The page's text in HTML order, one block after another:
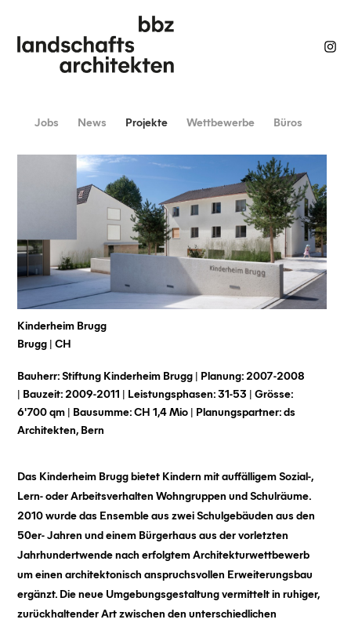
Büros
Wettbewerbe
Projekte
News
Jobs
Kinderheim Brugg
Brugg | CH
Bauherr:Stiftung Kinderheim Brugg | Planung: 2007-2008
| Bauzeit: 2009-2011 | Leistungsphasen:31-53 | Grösse:
6'700 qm | Bausumme:CH 1,4 Mio | Planungspartner:ds
Architekten, Bern
Das Kinderheim Brugg bietet Kindern mit auffälligem Sozial-,
Lern- oder Arbeitsverhalten Wohngruppen und Schulräume.
2010 wurde das Ensemble aus zwei Schulgebäuden aus den
50er- Jahren und einem Bürgerhaus aus der vorletzten
Jahrhundertwende nach erfolgtem Architekturwettbewerb
um einen architektonisch anspruchsvollen Erweiterungsbau
ergänzt. Die neue Umgebungsgestaltung vermittelt in ruhiger,
zurückhaltender Art zwischen den unterschiedlichen